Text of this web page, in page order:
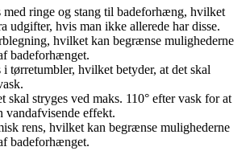
med ringe og stang til badeforhæng, hvilket
udgifter, hvis man ikke allerede har disse.
hvilket kan begrænse mulighederne
badeforhænget.
tørretumbler, hvilket betyder, at det skal
skal stryges ved maks. 110° efter vask for at
vandafvisende effekt.
rens, hvilket kan begrænse mulighederne
badeforhænget.